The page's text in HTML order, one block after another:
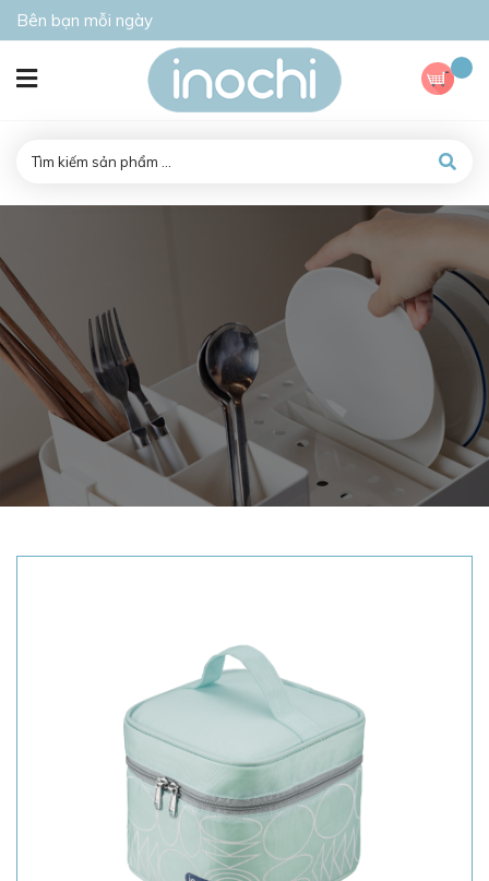
Bên bạn mỗi ngày